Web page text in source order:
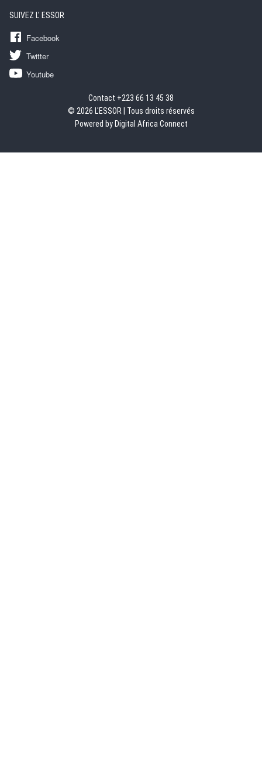
SUIVEZ L' ESSOR
Facebook
Twitter
Youtube
Contact +223 66 13 45 38
© 2026 L'ESSOR | Tous droits réservés
Powered by Digital Africa Connect